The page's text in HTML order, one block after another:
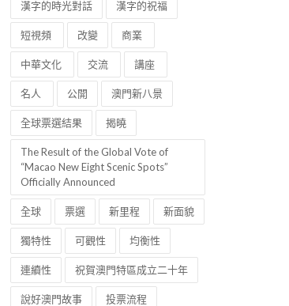
漢字的時光對話 漢字的祝福
短視頻 改變 商業
中華文化 交流 講座
名人 公開 澳門新八景
全球票選結果 揭曉
The Result of the Global Vote of
“Macao New Eight Scenic Spots”
Officially Announced
全球 票選 新里程 新面貌
獨特性 可觀性 均衡性
連續性 祝賀澳門特區成立二十年
說好澳門故事 投票流程